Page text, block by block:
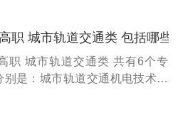
职 城市轨道交通类 包括哪些
职 城市轨道交通类 共有6个专
别是：城市轨道交通机电技术专